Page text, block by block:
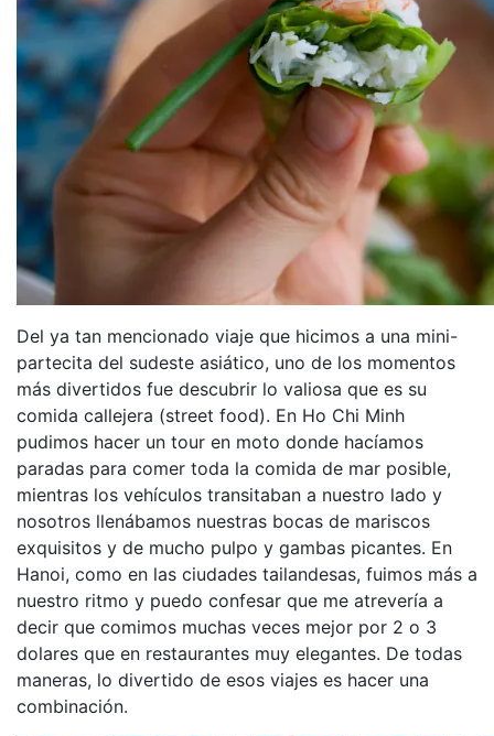
Del ya tan mencionado viaje que hicimos a una mini-
partecita del sudeste asiático, uno de los momentos
más divertidos fue descubrir lo valiosa que es su
comida callejera (street food). En Ho Chi Minh
pudimos hacer un tour en moto donde hacíamos
paradas para comer toda la comida de mar posible,
mientras los vehículos transitaban a nuestro lado y
nosotros llenábamos nuestras bocas de mariscos
exquisitos y de mucho pulpo y gambas picantes. En
Hanoi, como en las ciudades tailandesas, fuimos más a
nuestro ritmo y puedo confesar que me atrevería a
decir que comimos muchas veces mejor por 2 o 3
dolares que en restaurantes muy elegantes. De todas
maneras, lo divertido de esos viajes es hacer una
combinación.